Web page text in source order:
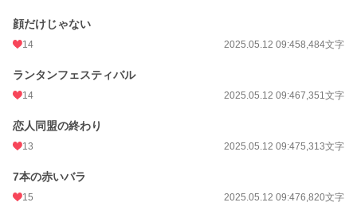
顔だけじゃない
14 2025.05.12 09:458,484文字
ランタンフェスティバル
14 2025.05.12 09:467,351文字
恋人同盟の終わり
13 2025.05.12 09:475,313文字
7本の赤いバラ
15 2025.05.12 09:476,820文字